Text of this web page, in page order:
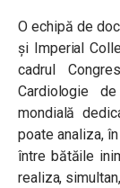
O echipă de
și Imperial
cadrul
Cardiologie
mondială
poate analiza,
între bătăile
realiza,